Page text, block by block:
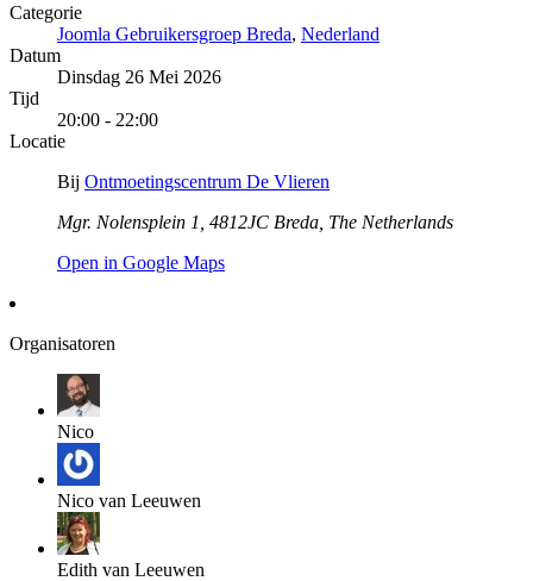
Categorie
Joomla Gebruikersgroep Breda, Nederland
Datum
Dinsdag 26 Mei 2026
Tijd
20:00 - 22:00
Locatie
Bij Ontmoetingscentrum De Vlieren
Mgr. Nolensplein 1, 4812JC Breda, The Netherlands
Open in Google Maps
Organisatoren
Nico
Nico van Leeuwen
Edith van Leeuwen